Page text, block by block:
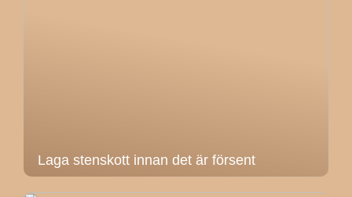
Laga stenskott innan det är försent